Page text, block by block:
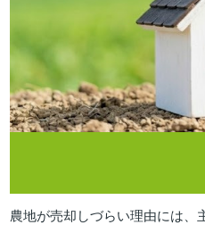
農地が売却しづらい理由には、